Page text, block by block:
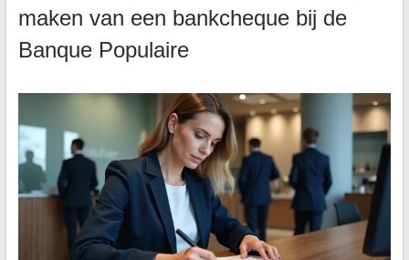
maken van een bankcheque bij de
Banque Populaire